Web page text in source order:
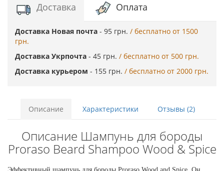
Доставка Оплата
Доставка Новая почта - 95 грн. / бесплатно от 1500
грн.
Доставка Укрпочта - 45 грн. / бесплатно от 500 грн.
Доставка курьером - 155 грн. / бесплатно от 2000 грн.
Описание Характеристики Отзывы (2)
Описание Шампунь для бороды
Proraso Beard Shampoo Wood & Spice